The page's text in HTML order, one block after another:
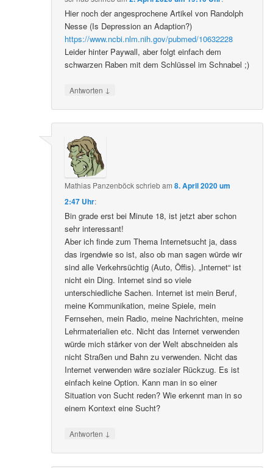
Hier noch der angesprochene Artikel von Randolph
Nesse (Is Depression an Adaption?)
https://www.ncbi.nlm.nih.gov/pubmed/10632228
Leider hinter Paywall, aber folgt einfach dem
schwarzen Raben mit dem Schlüssel im Schnabel ;)
Antworten ↓
Mathias Panzenböckschriebam8. April 2020 um
2:47 Uhr:
Bin grade erst bei Minute 18, ist jetzt aber schon
sehr interessant!
Aber ich finde zum Thema Internetsucht ja, dass
das irgendwie so ist, also ob man sagen würde wir
sind alle Verkehrsüchtig (Auto, Öffis). „Internet“ ist
nicht ein Ding. Internet sind so viele
unterschiedliche Sachen. Internet ist mein Beruf,
meine Kommunikation, meine Spiele, mein
Fernsehen, mein Radio, meine Nachrichten, meine
Lehrmaterialien etc. Nicht das Internet verwenden
würde mich stärker von der Welt abschneiden als
nicht Straßen und Bahn zu verwenden. Nicht das
Internet verwenden wäre sozialer Rückzug. Es ist
einfach keine Option. Kann man in so einer
Situation von Sucht reden? Wie erkennt man in so
einem Kontext eine Sucht?
Antworten ↓